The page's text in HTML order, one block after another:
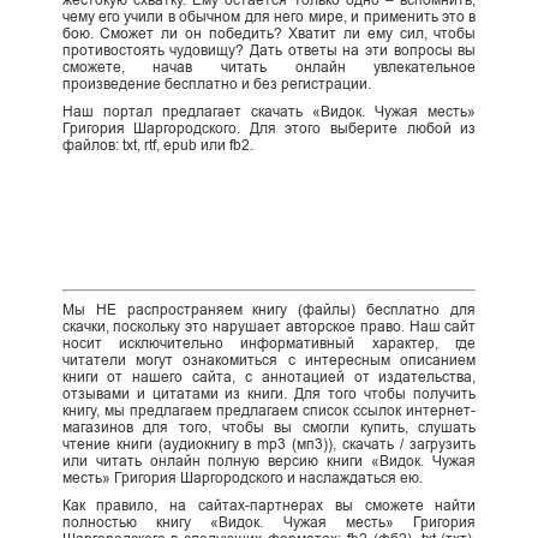
чему его учили в обычном для него мире, и применить это в
бою. Сможет ли он победить? Хватит ли ему сил, чтобы
противостоять чудовищу? Дать ответы на эти вопросы вы
сможете, начав читать онлайн увлекательное
произведение бесплатно и без регистрации.
Наш портал предлагает скачать «Видок. Чужая месть»
Григория Шаргородского. Для этого выберите любой из
файлов: txt, rtf, epub или fb2.
Мы НЕ распространяем книгу (файлы) бесплатно для
скачки, поскольку это нарушает авторское право. Наш сайт
носит исключительно информативный характер, где
читатели могут ознакомиться с интересным описанием
книги от нашего сайта, с аннотацией от издательства,
отзывами и цитатами из книги. Для того чтобы получить
книгу, мы предлагаем предлагаем список ссылок интернет-
магазинов для того, чтобы вы смогли купить, слушать
чтение книги (аудиокнигу в mp3 (мп3)), скачать / загрузить
или читать онлайн полную версию книги «Видок. Чужая
месть» Григория Шаргородского и наслаждаться ею.
Как правило, на сайтах-партнерах вы сможете найти
полностью книгу «Видок. Чужая месть» Григория